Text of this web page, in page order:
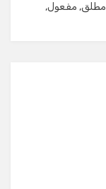
مطلق, مفعول,